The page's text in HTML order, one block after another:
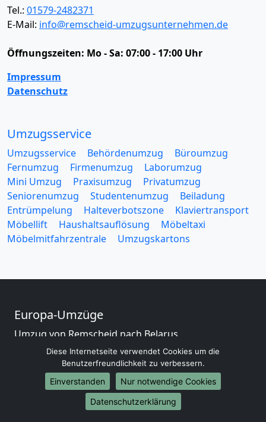
Tel.: 01579-2482371
E-Mail: info@remscheid-umzugsunternehmen.de
Öffnungszeiten: Mo - Sa: 07:00 - 17:00 Uhr
Impressum
Datenschutz
Umzugsservice
Umzugsservice Behördenumzug
Büroumzug
Fernumzug
Firmenumzug
Laborumzug
Mini Umzug
Praxisumzug
Privatumzug
Seniorenumzug
Studentenumzug
Beiladung
Entrümpelung
Halteverbotszone
Klaviertransport
Möbellift
Haushaltsauflösung
Möbeltaxi
Möbelmitfahrzentrale
Umzugskartons
Europa-Umzüge
Umzug von Remscheid nach Belarus
Umzug von Remscheid nach Belgien
Umzug von Remscheid nach Bulgarien
Umzug von Remscheid nach Dänemark
Umzug von Remscheid nach England
Umzug von Remscheid nach Portugal
Diese Internetseite verwendet Cookies um die
Benutzerfreundlichkeit zu verbessern.
Einverstanden
Nur notwendige Cookies
Datenschutzerklärung